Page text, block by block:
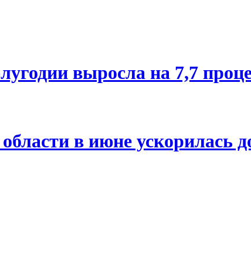
выросла на 7,7
в июне ускорилась